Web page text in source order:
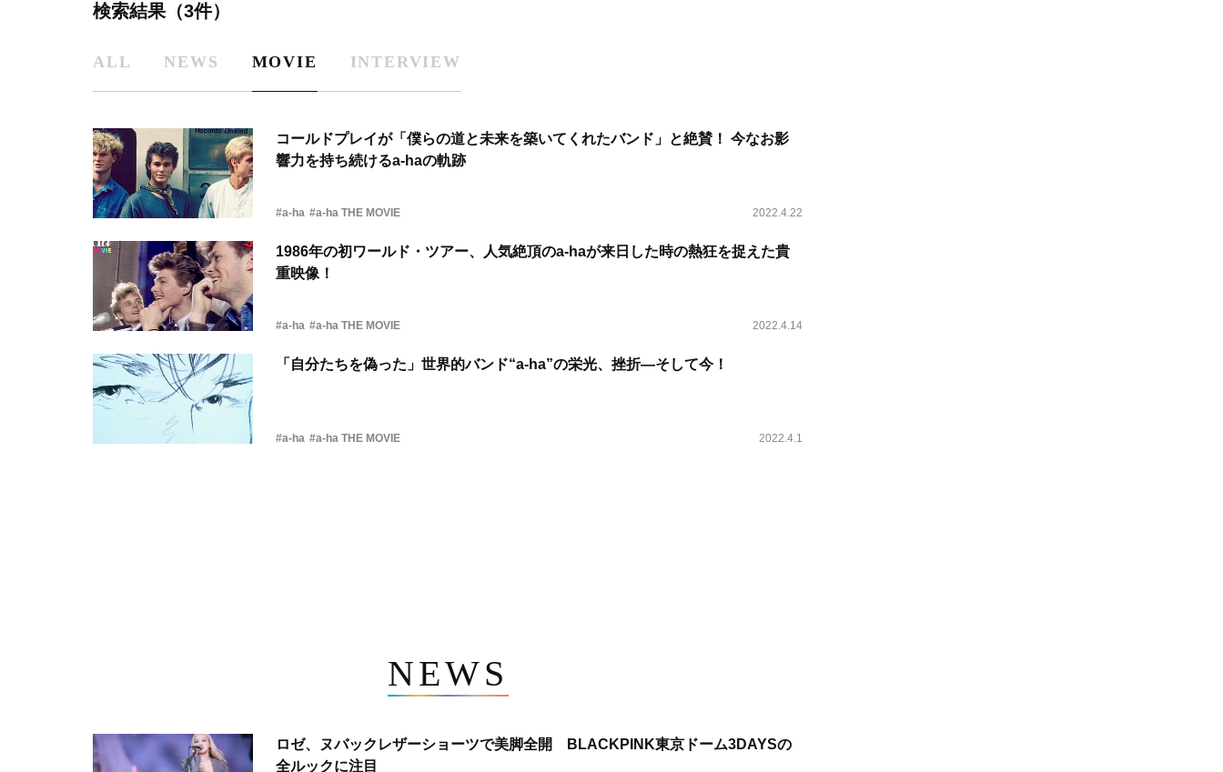
検索結果（3件）
ALL NEWS MOVIE INTERVIEW
コールドプレイが「僕らの道と未来を築いてくれたバンド」と絶賛！ 今なお影
響力を持ち続けるa-haの軌跡
#a-ha #a-ha THE MOVIE 2022.4.22
1986年の初ワールド・ツアー、人気絶頂のa-haが来日した時の熱狂を捉えた貴
重映像！
#a-ha #a-ha THE MOVIE 2022.4.14
「自分たちを偽った」世界的バンド“a-ha”の栄光、挫折―そして今！
#a-ha #a-ha THE MOVIE 2022.4.1
NEWS
ロゼ、ヌバックレザーショーツで美脚全開 BLACKPINK東京ドーム3DAYSの
全ルックに注目